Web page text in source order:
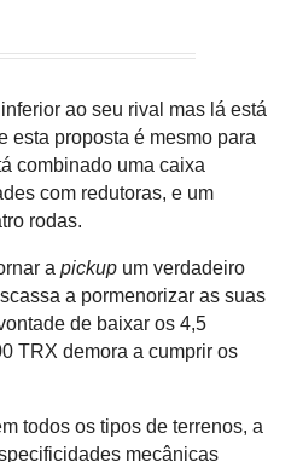
ao seu rival mas lá está
esta proposta é mesmo para
combinado uma caixa
com redutoras, e um
rodas.
a pickupum verdadeiro
a pormenorizar as suas
de baixar os 4,5
TRX demora a cumprir os
todos os tipos de terrenos, a
mecânicas